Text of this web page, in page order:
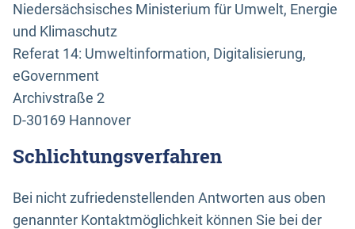
Niedersächsisches Ministerium für Umwelt, Energie
und Klimaschutz
Referat 14: Umweltinformation, Digitalisierung,
eGovernment
Archivstraße 2
D-30169 Hannover
Schlichtungsverfahren
Bei nicht zufriedenstellenden Antworten aus oben
genannter Kontaktmöglichkeit können Sie bei der